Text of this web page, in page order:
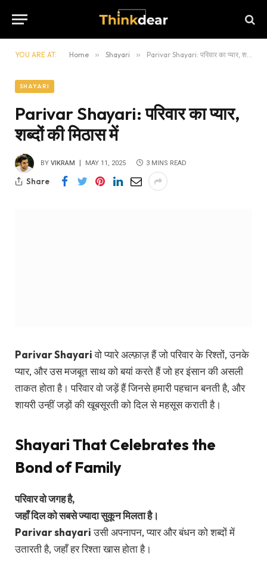
YOU ARE AT: Home » Shayari » Parivar Shayari: परिवार का प्यार, शब्दों की मिठास में
SHAYARI
Parivar Shayari: परिवार का प्यार,
शब्दों की मिठास में
BY VIKRAM MAY 11, 2025 3 MINS READ
Share
Parivar Shayariवो प्यारे अल्फ़ाज़ हैं जो परिवार के रिश्तों, उनके
प्यार, और उस मजबूत साथ को बयां करते हैं जो हर इंसान की असली
ताकत होता है। परिवार वो जड़ें हैं जिनसे हमारी पहचान बनती है, और
शायरी उन्हीं जड़ों की खूबसूरती को दिल से महसूस कराती है।
Shayari That Celebrates the
Bond of Family
परिवार वो जगह है,
जहाँ दिल को सबसे ज्यादा सुकून मिलता है।
Parivar shayariउसी अपनापन, प्यार और बंधन को शब्दों में
उतारती है, जहाँ हर रिश्ता खास होता है।